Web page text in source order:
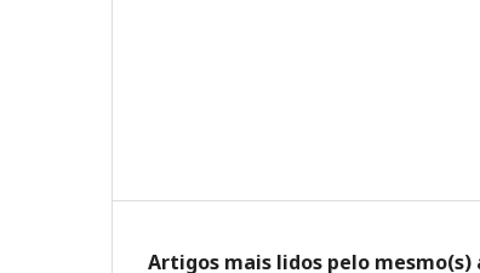
Artigos mais lidos pelo mesmo(s)